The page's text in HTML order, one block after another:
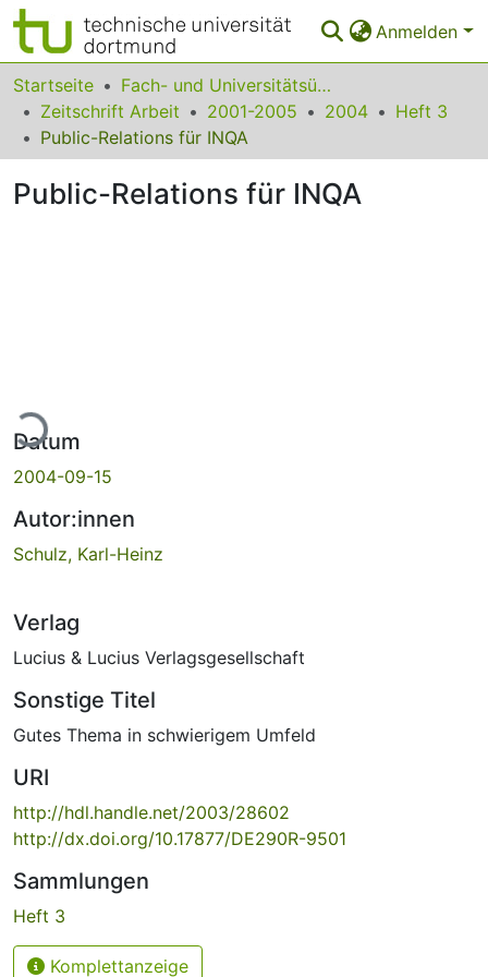
Anmelden
Bereiche & Sammlungen
Das gesamte Repositorium
Startseite
Fach- und Universitätsübergreifendes
Zeitschrift Arbeit
2001-2005 2004
Heft 3
Public-Relations für INQA
Public-Relations für INQA
Datum
2004-09-15
Autor:innen
Schulz, Karl-Heinz
Verlag
Lucius & Lucius Verlagsgesellschaft
Sonstige Titel
Gutes Thema in schwierigem Umfeld
URI
http://hdl.handle.net/2003/28602
http://dx.doi.org/10.17877/DE290R-9501
Sammlungen
Heft 3
Komplettanzeige